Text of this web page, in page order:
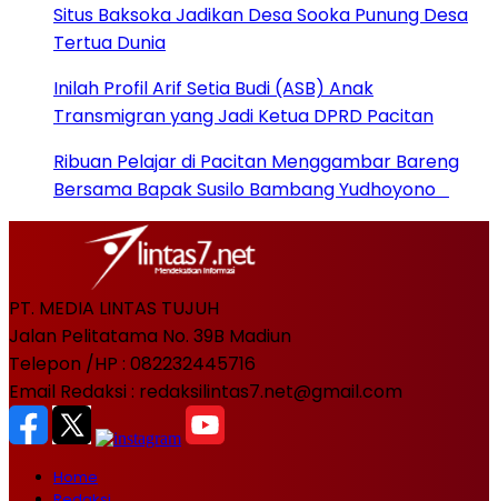
Situs Baksoka Jadikan Desa Sooka Punung Desa
Tertua Dunia
Inilah Profil Arif Setia Budi (ASB) Anak
Transmigran yang Jadi Ketua DPRD Pacitan
Ribuan Pelajar di Pacitan Menggambar Bareng
Bersama Bapak Susilo Bambang Yudhoyono
PT. MEDIA LINTAS TUJUH
Jalan Pelitatama No. 39B Madiun
Telepon /HP : 082232445716
Email Redaksi : redaksilintas7.net@gmail.com
Home